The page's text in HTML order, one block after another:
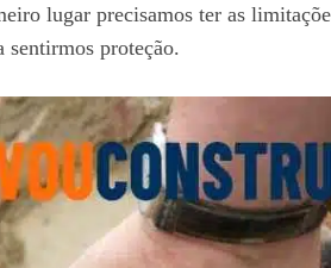
lugar precisamos ter as
sentirmos proteção.